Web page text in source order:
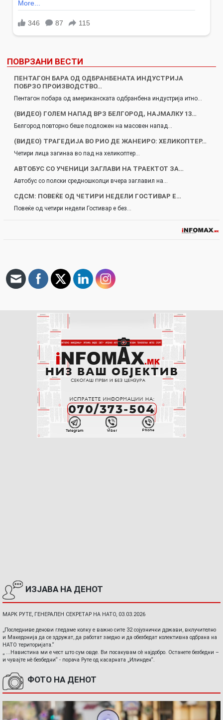
ПОВРЗАНИ ВЕСТИ
ПЕНТАГОН БАРА ОД ОДБРАНБЕНАТА ИНДУСТРИЈА
ПОБРЗО ПРОИЗВОДСТВО…
Пентагон побара од американската одбранбена индустрија итно…
(ВИДЕО) ГОЛЕМ НАПАД ВРЗ БЕЛГОРОД, НАЈМАЛКУ 13…
Белгород повторно беше подложен на масовен напад…
(ВИДЕО) ТРАГЕДИЈА ВО РИО ДЕ ЖАНЕИРО: ХЕЛИКОПТЕР…
Четири лица загинаа во пад на хеликоптер…
АВТОБУС СО УЧЕНИЦИ ЗАГЛАВИ НА ТРАЕКТОТ ЗА…
Автобус со полски средношколци вчера заглавил на…
СДСМ: ПОВЕЌЕ ОД ЧЕТИРИ НЕДЕЛИ ГОСТИВАР Е…
Повеќе од четири недели Гостивар е без…
ИЗЈАВА НА ДЕНОТ
МАРК РУТЕ, ГЕНЕРАЛЕН СЕКРЕТАР НА НАТО, 03.03.2026
„Последниве денови гледаме колку е важно сите 32 сојузнички држави, вклучително
и Македонија да се здружат, да работат заедно и да обезбедат колективна одбрана на
НАТО територијата.“
„ ...Навистина ми е чест што сум овде. Ви посакувам сè најдобро. Останете безбедни –
и чувајте нè безбедни“ - порача Руте од касарната „Илинден“.
ФОТО НА ДЕНОТ